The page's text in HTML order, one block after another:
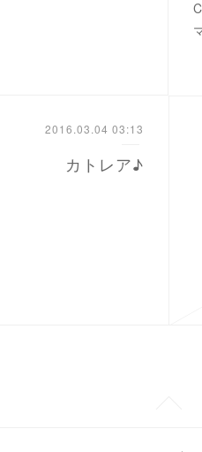
2016.03.04 03:13
カトレア♪